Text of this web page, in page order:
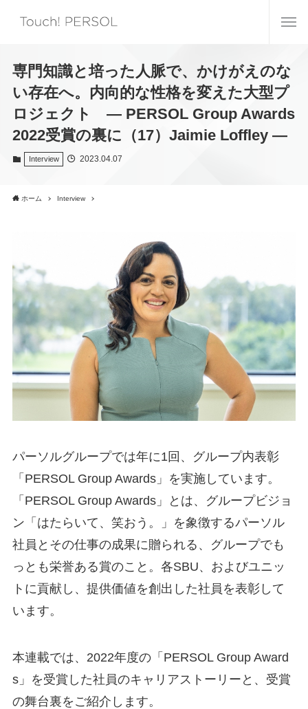
専門知識と培った人脈で、かけがえのな
い存在へ。内向的な性格を変えた大型プ
ロジェクト ― PERSOL Group Awards
2022受賞の裏に（17）Jaimie Loffley ―
Interview 2023.04.07
ホーム Interview
パーソルグループでは年に1回、グループ内表彰
「PERSOL Group Awards」を実施しています。
「PERSOL Group Awards」とは、グループビジョ
ン「はたらいて、笑おう。」を象徴するパーソル
社員とその仕事の成果に贈られる、グループでも
っとも栄誉ある賞のこと。各SBU、およびユニッ
トに貢献し、提供価値を創出した社員を表彰して
います。
本連載では、2022年度の「PERSOL Group Award
s」を受賞した社員のキャリアストーリーと、受賞
の舞台裏をご紹介します。